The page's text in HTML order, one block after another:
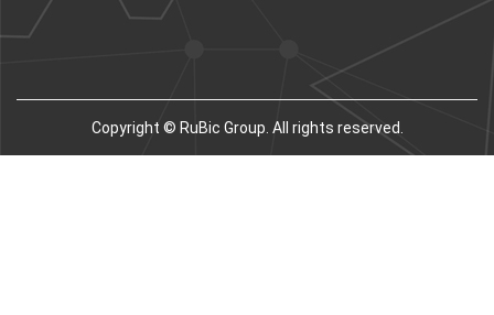
Copyright © RuBic Group. All rights reserved.